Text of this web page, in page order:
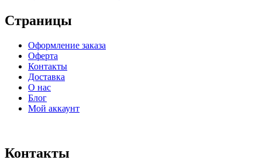
Страницы
Оформление заказа
Оферта
Контакты
Доставка
О нас
Блог
Мой аккаунт
Контакты